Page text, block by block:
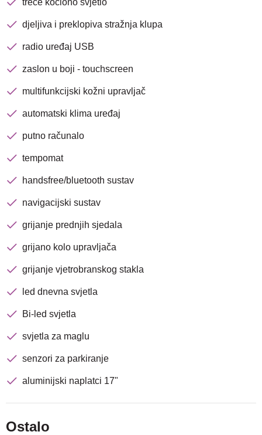
djeljiva i preklopiva stražnja klupa
radio uređaj USB
zaslon u boji - touchscreen
multifunkcijski kožni upravljač
automatski klima uređaj
putno računalo
tempomat
handsfree/bluetooth sustav
navigacijski sustav
grijanje prednjih sjedala
grijano kolo upravljača
grijanje vjetrobranskog stakla
led dnevna svjetla
Bi-led svjetla
svjetla za maglu
senzori za parkiranje
aluminijski naplatci 17"
Ostalo
avenija 102, Resnik
Brza pretraga Napredna pretraga
Traži